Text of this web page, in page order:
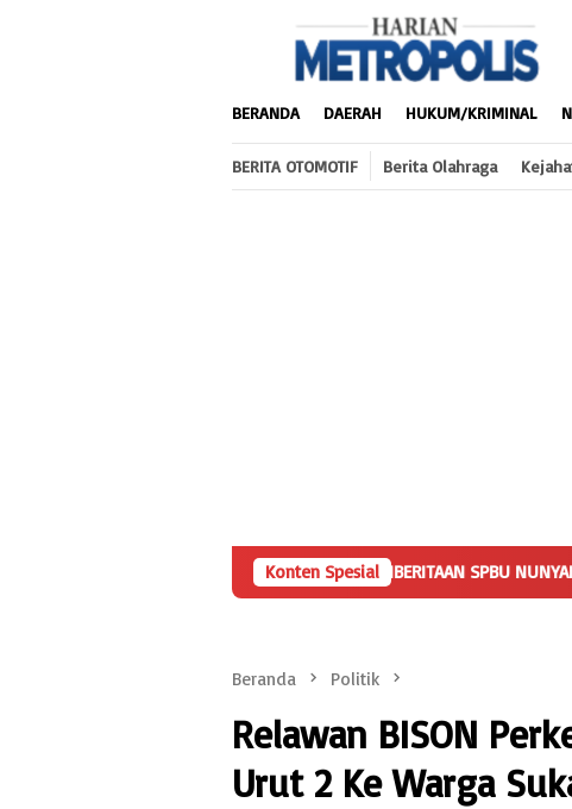
BERANDA DAERAH HUKUM/KRIMINAL
BERITA OTOMOTIF Berita Olahraga
Konten Spesial
KLARIFIKASI TERKAIT PEMBERITAAN SPBU NUNYAI RAJABASA
Beranda Politik
Relawan BISON
Urut 2 Ke Warga